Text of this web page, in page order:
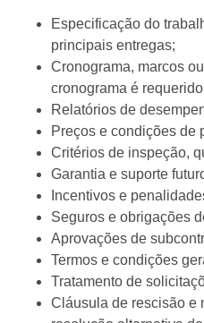
Especificação do
principais entregas;
Cronograma, marcos
cronograma é
Relatórios de
Preços e condições de
Critérios de inspeção,
Garantia e suporte
Incentivos e
Seguros e obrigações
Aprovações de
Termos e condições
Tratamento de
Cláusula de rescisão e